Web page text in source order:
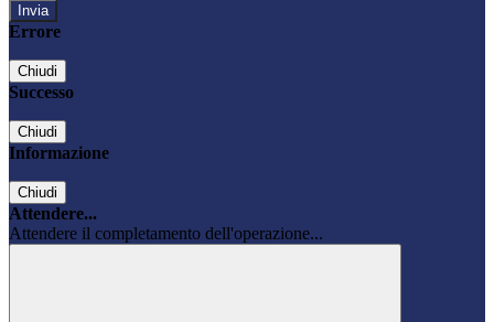
Errore
Chiudi
Successo
Chiudi
Informazione
Chiudi
Attendere...
Attendere il completamento dell'operazione...